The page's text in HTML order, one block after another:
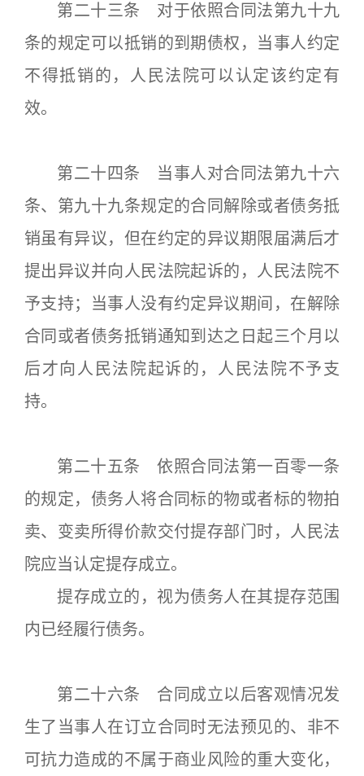
第二十三条 对于依照合同法第九十九
条的规定可以抵销的到期债权，当事人约定
不得抵销的，人民法院可以认定该约定有
效。
第二十四条 当事人对合同法第九十六
条、第九十九条规定的合同解除或者债务抵
销虽有异议，但在约定的异议期限届满后才
提出异议并向人民法院起诉的，人民法院不
予支持；当事人没有约定异议期间，在解除
合同或者债务抵销通知到达之日起三个月以
后才向人民法院起诉的，人民法院不予支
持。
第二十五条 依照合同法第一百零一条
的规定，债务人将合同标的物或者标的物拍
卖、变卖所得价款交付提存部门时，人民法
院应当认定提存成立。
提存成立的，视为债务人在其提存范围
内已经履行债务。
第二十六条 合同成立以后客观情况发
生了当事人在订立合同时无法预见的、非不
可抗力造成的不属于商业风险的重大变化，